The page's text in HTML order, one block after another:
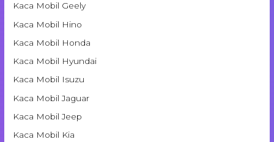
Kaca Mobil Geely
Kaca Mobil Hino
Kaca Mobil Honda
Kaca Mobil Hyundai
Kaca Mobil Isuzu
Kaca Mobil Jaguar
Kaca Mobil Jeep
Kaca Mobil Kia